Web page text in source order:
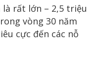
rất lớn – 2,5 triệu
vòng 30 năm
cực đến các nỗ